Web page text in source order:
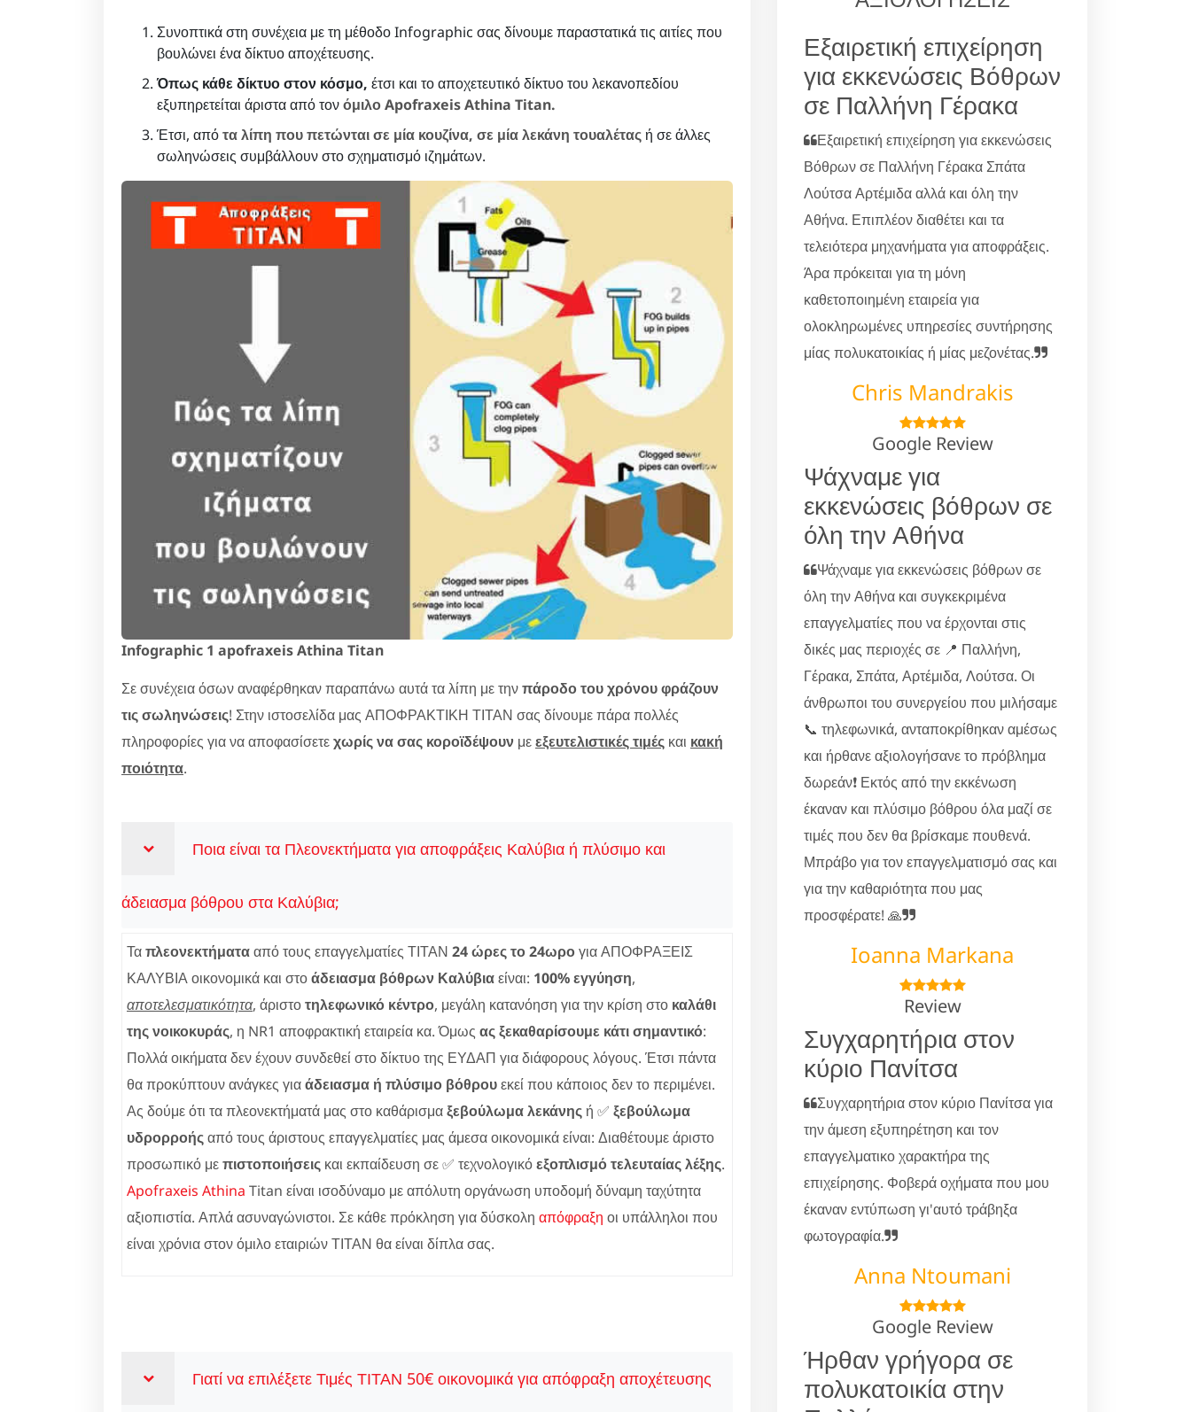
Συνοπτικά στη συνέχεια με τη μέθοδο Infographic σας δίνουμε παραστατικά τις αιτίες που
βουλώνει ένα δίκτυο αποχέτευσης.
Όπως κάθε δίκτυο στον κόσμο, έτσι και το αποχετευτικό δίκτυο του λεκανοπεδίου
εξυπηρετείται άριστα από τονόμιλο Apofraxeis Athina Titan.
Έτσι, απότα λίπη που πετώνται σε μία κουζίνα, σε μία λεκάνη τουαλέτας ή σε άλλες
σωληνώσεις συμβάλλουν στο σχηματισμό ιζημάτων.
Infographic 1 apofraxeis Athina Titan
Σε συνέχεια όσων αναφέρθηκαν παραπάνω αυτά τα λίπη με τηνπάροδο του χρόνου φράζουν
τις σωληνώσεις! Στην ιστοσελίδα μας ΑΠΟΦΡΑΚΤΙΚΗ ΤΙΤΑΝ σας δίνουμε πάρα πολλές
πληροφορίες για να αποφασίσετεχωρίς να σας κοροϊδέψουν μεεξευτελιστικές τιμές και κακή
ποιότητα.
Ποια είναι τα Πλεονεκτήματα για αποφράξεις Καλύβια ή πλύσιμο και
άδειασμα βόθρου στα Καλύβια;
Ταπλεονεκτήματααπό τους επαγγελματίες ΤΙΤΑΝ 24 ώρες το 24ωρογια ΑΠΟΦΡΑΞΕΙΣ
ΚΑΛΥΒΙΑ οικονομικά και στοάδειασμα βόθρων Καλύβιαείναι: 100% εγγύηση,
αποτελεσματικότητα, άριστοτηλεφωνικό κέντρο, μεγάλη κατανόηση για την κρίση στο καλάθι
της νοικοκυράς, η NR1 αποφρακτική εταιρεία κα. Όμως ας ξεκαθαρίσουμε κάτι σημαντικό:
Πολλά οικήματα δεν έχουν συνδεθεί στο δίκτυο της ΕΥΔΑΠ για διάφορους λόγους. Έτσι πάντα
θα προκύπτουν ανάγκες γιαάδειασμα ή πλύσιμο βόθρουεκεί που κάποιος δεν το περιμένει.
Ας δούμε ότι τα πλεονεκτήματά μας στο καθάρισμαξεβούλωμα λεκάνης ή ✅ ξεβούλωμα
υδρορροήςαπό τους άριστους επαγγελματίες μας άμεσα οικονομικά είναι: Διαθέτουμε άριστο
προσωπικό μεπιστοποιήσεις και εκπαίδευση σε ✅ τεχνολογικόεξοπλισμό τελευταίας λέξης.
Apofraxeis Athina Titan είναι ισοδύναμο με απόλυτη οργάνωση υποδομή δύναμη ταχύτητα
αξιοπιστία. Απλά ασυναγώνιστοι. Σε κάθε πρόκληση για δύσκολη απόφραξη οι υπάλληλοι που
είναι χρόνια στον όμιλο εταιριών ΤΙΤΑΝ θα είναι δίπλα σας.
Γιατί να επιλέξετε Τιμές ΤΙΤΑΝ 50€ οικονομικά για απόφραξη αποχέτευσης
Εξαιρετική επιχείρηση
για εκκενώσεις Βόθρων
σε Παλλήνη Γέρακα
Εξαιρετική επιχείρηση για εκκενώσεις
Βόθρων σε Παλλήνη Γέρακα Σπάτα
Λούτσα Αρτέμιδα αλλά και όλη την
Αθήνα. Επιπλέον διαθέτει και τα
τελειότερα μηχανήματα για αποφράξεις.
Άρα πρόκειται για τη μόνη
καθετοποιημένη εταιρεία για
ολοκληρωμένες υπηρεσίες συντήρησης
μίας πολυκατοικίας ή μίας μεζονέτας.
Chris Mandrakis
Google Review
Ψάχναμε για
εκκενώσεις βόθρων σε
όλη την Αθήνα
Ψάχναμε για εκκενώσεις βόθρων σε
όλη την Αθήνα και συγκεκριμένα
επαγγελματίες που να έρχονται στις
δικές μας περιοχές σε 📍 Παλλήνη,
Γέρακα, Σπάτα, Αρτέμιδα, Λούτσα. Οι
άνθρωποι του συνεργείου που μιλήσαμε
📞 τηλεφωνικά, ανταποκρίθηκαν αμέσως
και ήρθανε αξιολογήσανε το πρόβλημα
δωρεάν❗ Εκτός από την εκκένωση
έκαναν και πλύσιμο βόθρου όλα μαζί σε
τιμές που δεν θα βρίσκαμε πουθενά.
Μπράβο για τον επαγγελματισμό σας και
για την καθαριότητα που μας
προσφέρατε! 🙏
Ioanna Markana
Review
Συγχαρητήρια στον
κύριο Πανίτσα
Συγχαρητήρια στον κύριο Πανίτσα για
την άμεση εξυπηρέτηση και τον
επαγγελματικο χαρακτήρα της
επιχείρησης. Φοβερά οχήματα που μου
έκαναν εντύπωση γι'αυτό τράβηξα
φωτογραφία.
Anna Ntoumani
Google Review
Ήρθαν γρήγορα σε
πολυκατοικία στην